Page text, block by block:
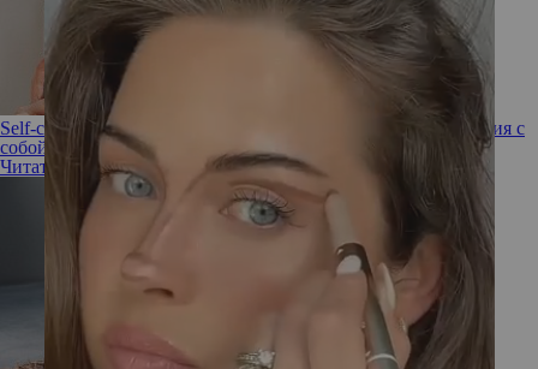
Self-coaching: 6 техник, которые помогут наладить отношения с
собой
Читать полностью